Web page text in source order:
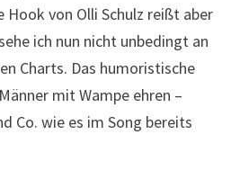
Hook von Olli Schulz reißt aber
ich nun nicht unbedingt an
Charts. Das humoristische
mit Wampe ehren –
Co. wie es im Song bereits